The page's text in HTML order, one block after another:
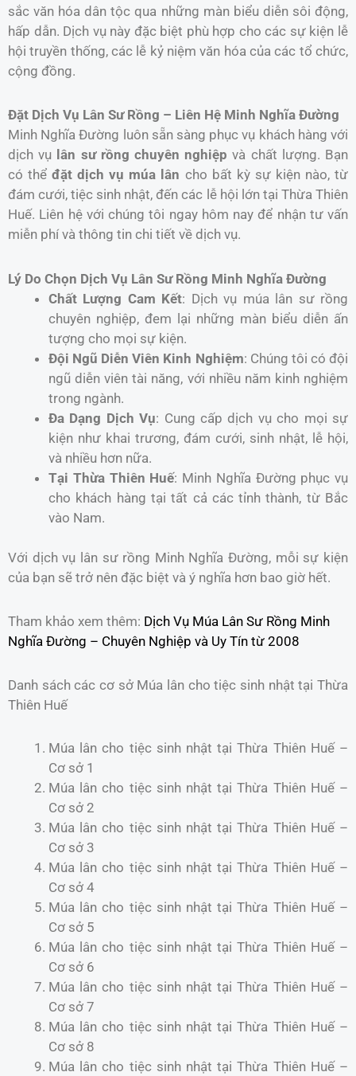
sắc văn hóa dân tộc qua những màn biểu diễn sôi động,
hấp dẫn. Dịch vụ này đặc biệt phù hợp cho các sự kiện lễ
hội truyền thống, các lễ kỷ niệm văn hóa của các tổ chức,
cộng đồng.
Đặt Dịch Vụ Lân Sư Rồng – Liên Hệ Minh Nghĩa Đường
Minh Nghĩa Đường luôn sẵn sàng phục vụ khách hàng với
dịch vụ lân sư rồng chuyên nghiệp và chất lượng. Bạn
có thểđặt dịch vụ múa lân cho bất kỳ sự kiện nào, từ
đám cưới, tiệc sinh nhật, đến các lễ hội lớn tại Thừa Thiên
Huế. Liên hệ với chúng tôi ngay hôm nay để nhận tư vấn
miễn phí và thông tin chi tiết về dịch vụ.
Lý Do Chọn Dịch Vụ Lân Sư Rồng Minh Nghĩa Đường
Chất Lượng Cam Kết: Dịch vụ múa lân sư rồng
chuyên nghiệp, đem lại những màn biểu diễn ấn
tượng cho mọi sự kiện.
Đội Ngũ Diễn Viên Kinh Nghiệm: Chúng tôi có đội
ngũ diễn viên tài năng, với nhiều năm kinh nghiệm
trong ngành.
Đa Dạng Dịch Vụ: Cung cấp dịch vụ cho mọi sự
kiện như khai trương, đám cưới, sinh nhật, lễ hội,
và nhiều hơn nữa.
Tại Thừa Thiên Huế: Minh Nghĩa Đường phục vụ
cho khách hàng tại tất cả các tỉnh thành, từ Bắc
vào Nam.
Với dịch vụ lân sư rồng Minh Nghĩa Đường, mỗi sự kiện
của bạn sẽ trở nên đặc biệt và ý nghĩa hơn bao giờ hết.
Tham khảo xem thêm: Dịch Vụ Múa Lân Sư Rồng Minh
Nghĩa Đường – Chuyên Nghiệp và Uy Tín từ 2008
Danh sách các cơ sở Múa lân cho tiệc sinh nhật tại Thừa
Thiên Huế
Múa lân cho tiệc sinh nhật tại Thừa Thiên Huế –
Cơ sở 1
Múa lân cho tiệc sinh nhật tại Thừa Thiên Huế –
Cơ sở 2
Múa lân cho tiệc sinh nhật tại Thừa Thiên Huế –
Cơ sở 3
Múa lân cho tiệc sinh nhật tại Thừa Thiên Huế –
Cơ sở 4
Múa lân cho tiệc sinh nhật tại Thừa Thiên Huế –
Cơ sở 5
Múa lân cho tiệc sinh nhật tại Thừa Thiên Huế –
Cơ sở 6
Múa lân cho tiệc sinh nhật tại Thừa Thiên Huế –
Cơ sở 7
Múa lân cho tiệc sinh nhật tại Thừa Thiên Huế –
Cơ sở 8
Múa lân cho tiệc sinh nhật tại Thừa Thiên Huế –